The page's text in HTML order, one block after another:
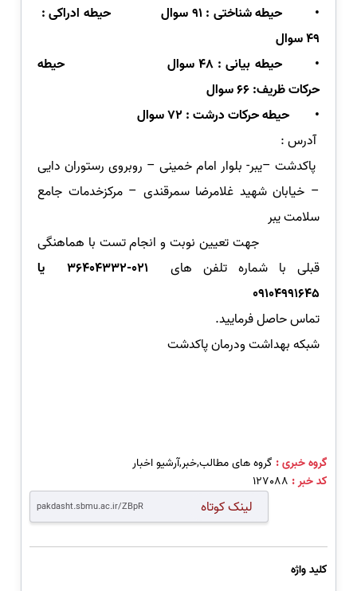
•
حیطه شناختی : 91 سوال
حیطه ادراکی :
49 سوال
•
حیطه بیانی : 48 سوال
حیطه
حرکات ظریف: 66 سوال
•
حیطه حرکات درشت : 72 سوال
آدرس :
پاکدشت –یبر- بلوار امام خمینی – روبروی رستوران دایی
– خیابان شهید غلامرضا سمرقندی – مرکزخدمات جامع
سلامت یبر
جهت تعیین نوبت و انجام تست با هماهنگی
قبلی با شماره تلفن های
36404332-021 یا
09104991645
تماس حاصل فرمایید.
شبکه بهداشت ودرمان پاکدشت
گروه خبری : گروه های مطالب,خبر,آرشیو اخبار
کد خبر : 127088
لینک کوتاه
کلید واژه